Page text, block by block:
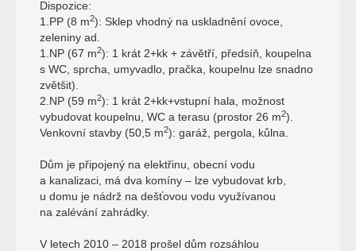
Dispozice:
1.PP (8 m2): Sklep vhodný na uskladnění ovoce,
zeleniny ad.
1.NP (67 m2): 1 krát 2+kk + závětří, předsíň, koupelna
s WC, sprcha, umyvadlo, pračka, koupelnu lze snadno
zvětšit).
2.NP (59 m2): 1 krát 2+kk+vstupní hala, možnost
vybudovat koupelnu, WC a terasu (prostor 26 m2).
Venkovní stavby (50,5 m2): garáž, pergola, kůlna.
Dům je připojený na elektřinu, obecní vodu
a kanalizaci, má dva komíny – lze vybudovat krb,
u domu je nádrž na dešťovou vodu využívanou
na zalévání zahrádky.
V letech 2010 – 2018 prošel dům rozsáhlou